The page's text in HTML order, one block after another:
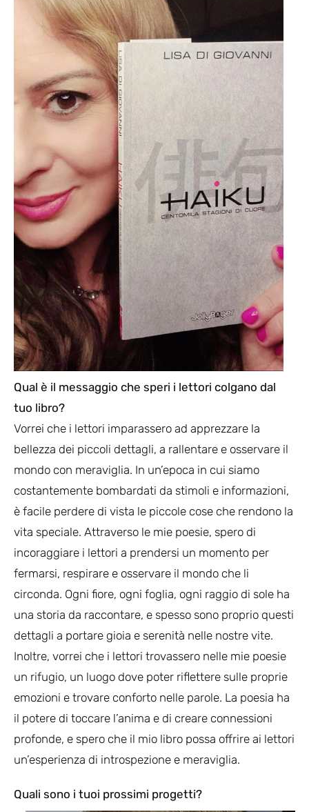
Qual è il messaggio che speri i lettori colgano dal
tuo libro?
Vorrei che i lettori imparassero ad apprezzare la
bellezza dei piccoli dettagli, a rallentare e osservare il
mondo con meraviglia. In un’epoca in cui siamo
costantemente bombardati da stimoli e informazioni,
è facile perdere di vista le piccole cose che rendono la
vita speciale. Attraverso le mie poesie, spero di
incoraggiare i lettori a prendersi un momento per
fermarsi, respirare e osservare il mondo che li
circonda. Ogni fiore, ogni foglia, ogni raggio di sole ha
una storia da raccontare, e spesso sono proprio questi
dettagli a portare gioia e serenità nelle nostre vite.
Inoltre, vorrei che i lettori trovassero nelle mie poesie
un rifugio, un luogo dove poter riflettere sulle proprie
emozioni e trovare conforto nelle parole. La poesia ha
il potere di toccare l’anima e di creare connessioni
profonde, e spero che il mio libro possa offrire ai lettori
un’esperienza di introspezione e meraviglia.
Quali sono i tuoi prossimi progetti?